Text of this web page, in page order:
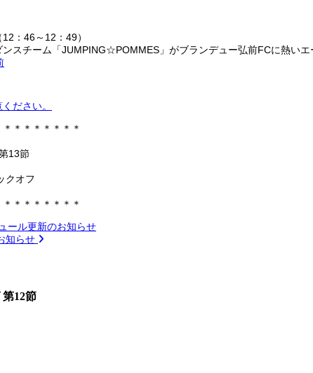
：46～12：49）
スチーム「JUMPING☆POMMES」がブランデュー弘前FCに熱いエ
ださい。
＊＊＊＊＊＊＊
13節
クオフ
＊＊＊＊＊＊＊
ール更新のお知らせ
知らせ
12節